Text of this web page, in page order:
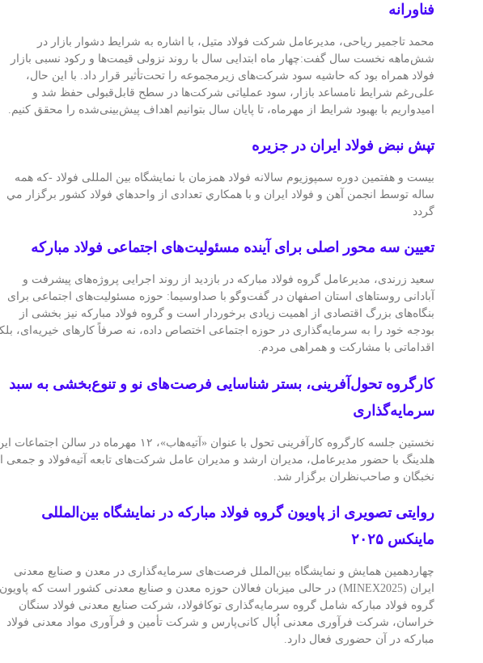
فناورانه
محمد تاجمیر ریاحی، مدیرعامل شرکت فولاد متیل، با اشاره به شرایط دشوار بازار در
شش‌ماهه نخست سال گفت:چهار ماه ابتدایی سال با روند نزولی قیمت‌ها و رکود نسبی بازار
فولاد همراه بود که حاشیه سود شرکت‌های زیرمجموعه را تحت‌تأثیر قرار داد. با این حال،
علی‌رغم شرایط نامساعد بازار، سود عملیاتی شرکت‌ها در سطح قابل‌قبولی حفظ شد و
امیدواریم با بهبود شرایط از مهرماه، تا پایان سال بتوانیم اهداف پیش‌بینی‌شده را محقق کنیم.
تپش نبض فولاد ایران در جزیره
بیست و هفتمین دوره سمپوزيوم سالانه فولاد همزمان با نمایشگاه بین المللی فولاد -كه همه
ساله توسط انجمن آهن و فولاد ايران و با همكاري تعدادی از واحدهاي فولاد كشور برگزار مي
گردد
تعیین سه محور اصلی برای آینده مسئولیت‌های اجتماعی فولاد مبارکه
سعید زرندی، مدیرعامل گروه فولاد مبارکه در بازدید از روند اجرایی پروژه‌های پیشرفت و
آبادانی روستاهای استان اصفهان در گفت‌وگو با صداوسیما: حوزه مسئولیت‌های اجتماعی برای
بنگاه‌های بزرگ اقتصادی از اهمیت زیادی برخوردار است و گروه فولاد مبارکه نیز بخشی از
بودجه خود را به سرمایه‌گذاری در حوزه اجتماعی اختصاص داده، نه صرفاً کارهای خیریه‌ای،
اقداماتی با مشارکت و همراهی مردم‌.
کارگروه تحول‌آفرینی، بستر شناسایی فرصت‌های نو و تنوع‌بخشی به سبد
سرمایه‌گذاری
نخستین جلسه کارگروه کارآفرینی تحول با عنوان «آتیه‌هاب»، ۱۲ مهرماه در سالن اجتماعات
هلدینگ با حضور مدیرعامل، مدیران ارشد و مدیران عامل شرکت‌های تابعه آتیه‌فولاد و جمعی
نخبگان و صاحب‌نظران برگزار شد.
روایتی تصویری از پاویون گروه فولاد مبارکه در نمایشگاه بین‌المللی
ماینکس ۲۰۲۵
چهاردهمین همایش و نمایشگاه بین‌الملل فرصت‌های سرمایه‌گذاری در معدن و صنایع معدنی
ایران (MINEX2025) در حالی میزبان فعالان حوزه معدن و صنایع معدنی کشور است که پاویون
گروه فولاد مبارکه شامل گروه سرمایه‌گذاری توکافولاد، شرکت صنایع معدنی فولاد سنگان
خراسان، شرکت فرآوری معدنی اُپال کانی‌پارس و شرکت تأمین و فرآوری مواد معدنی فولاد
مبارکه در آن حضوری فعال دارد.